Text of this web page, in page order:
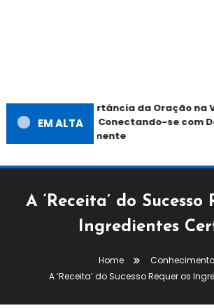
EM ALTA
A Importância da Oração na
Cristã: Conectando-se com
Diariamente
A ‘Receita’ do Sucesso
Ingredientes
Home
Conhecimento
A ‘Receita’ do Sucesso Requer os